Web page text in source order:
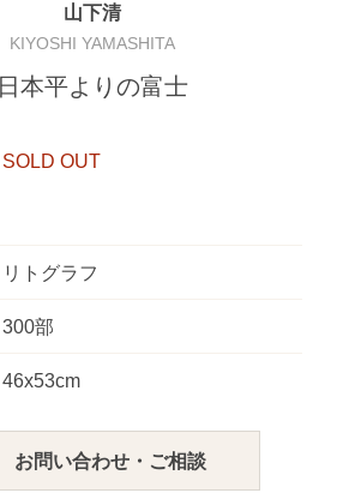
山下清
KIYOSHI YAMASHITA
日本平よりの富士
SOLD OUT
リトグラフ
300部
46x53cm
お問い合わせ・ご相談